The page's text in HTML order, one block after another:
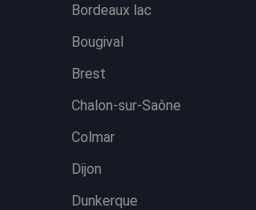
Bordeaux lac
Bougival
Brest
Chalon-sur-Saône
Colmar
Dijon
Dunkerque